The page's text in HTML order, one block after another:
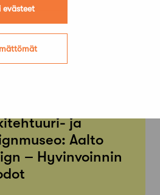
evästeet
ja
Aalto
– Hyvinvoinnin